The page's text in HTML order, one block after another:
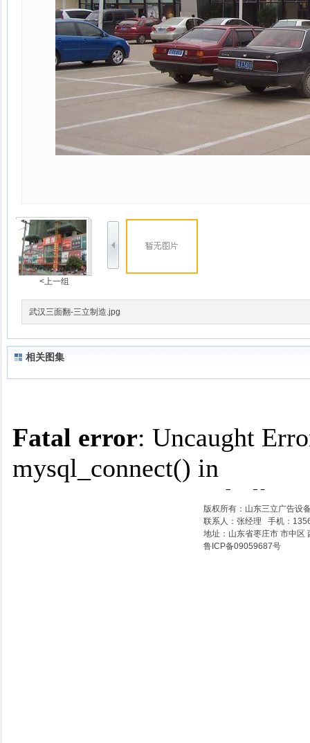
<上一组
武汉三面翻-三立制造.jpg
相关图集
版权所有：山东三立广告设
联系人：张经理 手机：
地址：山东省枣庄市 市中区
鲁ICP备09059687号